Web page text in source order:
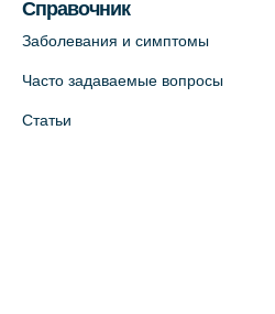
Красносельское шоссе,
Справочник
Заболевания и симптомы
Часто задаваемые вопросы
Статьи